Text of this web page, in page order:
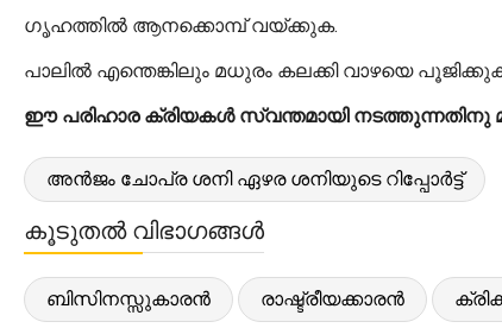
ഗൃഹത്തിൽ ആനക്കൊമ്പ് വയ്ക്കുക.
പാലിൽ എന്തെങ്കിലും മധുരം കലക്കി വാഴയെ
ഈ പരിഹാര ക്രിയകൾ സ്വന്തമായി നടത്തുന്നതിനു
അൻജം ചോപ്ര ശനി ഏഴര ശനിയുടെ റിപ്പോർട്ട്
കൂടുതൽ വിഭാഗങ്ങൾ
ബിസിനസ്സുകാരൻ രാഷ്ട്രീയക്കാരൻ